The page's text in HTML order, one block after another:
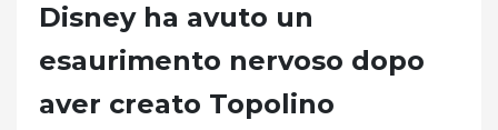
Disney ha avuto un
esaurimento nervoso dopo
aver creato Topolino